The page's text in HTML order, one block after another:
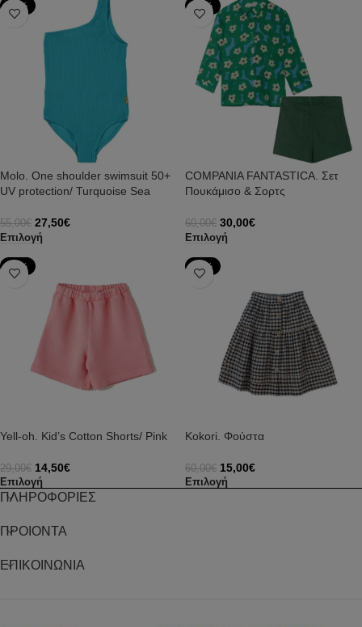
-50%
Molo. One shoulder swimsuit 50+
UV protection/ Turquoise Sea
55,00€ 27,50€
Επιλογή
-50%
COMPANIA FANTASTICA. Σετ
Πουκάμισο & Σορτς
60,00€ 30,00€
Επιλογή
-50%
Yell-oh. Kid’s Cotton Shorts/ Pink
29,00€ 14,50€
Επιλογή
-75%
Kokori. Φούστα
60,00€ 15,00€
Επιλογή
ΠΛΗΡΟΦΟΡΙΕΣ
ΠΡΟΙΟΝΤΑ
ΕΠΙΚΟΙΝΩΝΙΑ